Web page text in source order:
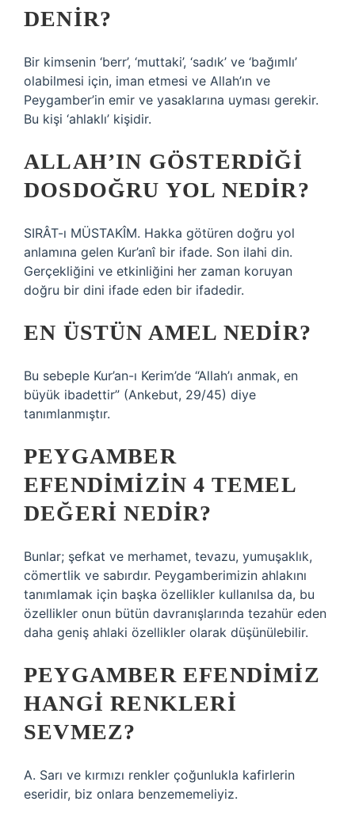
DENIR?
Bir kimsenin ‘berr’, ‘muttaki’, ‘sadık’ ve ‘bağımlı’
olabilmesi için, iman etmesi ve Allah’ın ve
Peygamber’in emir ve yasaklarına uyması gerekir.
Bu kişi ‘ahlaklı’ kişidir.
ALLAH’IN GÖSTERDIĞI
DOSDOĞRU YOL NEDIR?
SIRÂT-ı MÜSTAKÎM. Hakka götüren doğru yol
anlamına gelen Kur’anî bir ifade. Son ilahi din.
Gerçekliğini ve etkinliğini her zaman koruyan
doğru bir dini ifade eden bir ifadedir.
EN ÜSTÜN AMEL NEDIR?
Bu sebeple Kur’an-ı Kerim’de “Allah’ı anmak, en
büyük ibadettir” (Ankebut, 29/45) diye
tanımlanmıştır.
PEYGAMBER
EFENDIMIZIN 4 TEMEL
DEĞERI NEDIR?
Bunlar; şefkat ve merhamet, tevazu, yumuşaklık,
cömertlik ve sabırdır. Peygamberimizin ahlakını
tanımlamak için başka özellikler kullanılsa da, bu
özellikler onun bütün davranışlarında tezahür eden
daha geniş ahlaki özellikler olarak düşünülebilir.
PEYGAMBER EFENDIMIZ
HANGI RENKLERI
SEVMEZ?
A. Sarı ve kırmızı renkler çoğunlukla kafirlerin
eseridir, biz onlara benzememeliyiz.